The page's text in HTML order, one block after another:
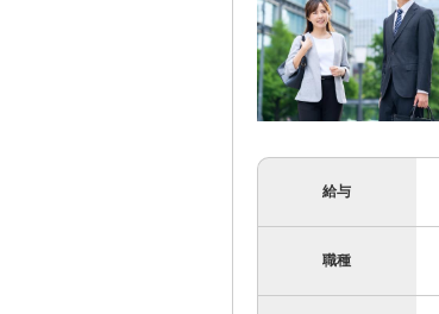
給与
職種